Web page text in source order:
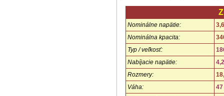
Nominálne napätie:
Nominálna kpacita:
Typ / veľkosť:
Nabíjacie napätie:
Rozmery:
Váha:
47